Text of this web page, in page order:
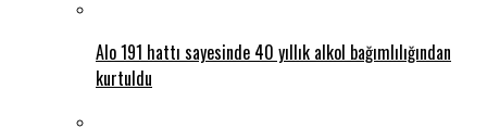
Alo 191 hattı sayesinde 40 yıllık alkol bağımlılığından
kurtuldu